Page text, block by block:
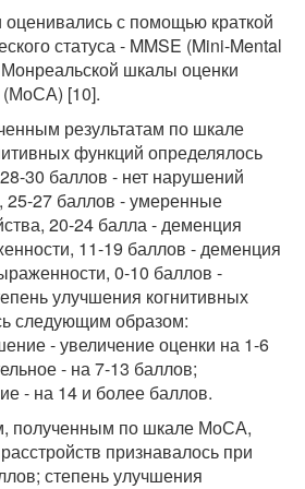
с помощью краткой
статуса - MMSE (Mini-Mental
шкалы оценки
(МоСА) [10].
результатам по шкале
функций определялось
30 баллов - нет нарушений
25-27 баллов - умеренные
20-24 балла - деменция
11-19 баллов - деменция
0-10 баллов -
улучшения когнитивных
следующим образом:
- увеличение оценки на 1-6
- на 7-13 баллов;
- на 14 и более баллов.
полученным по шкале МоСА,
признавалось при
степень улучшения